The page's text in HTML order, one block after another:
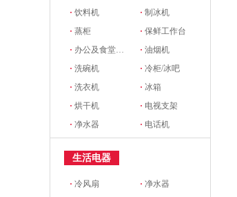
·饮料机 ·制冰机
·蒸柜 ·保鲜工作台
· 办公及食堂开水器 ·油烟机
·洗碗机 ·冷柜/冰吧
·洗衣机 ·冰箱
·烘干机 · 电视支架
·净水器 · 电话机
生活电器
·冷风扇 ·净水器